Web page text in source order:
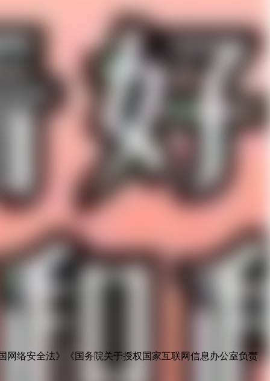
络安全法》《国务院关于授权国家互联网信息办公室负责